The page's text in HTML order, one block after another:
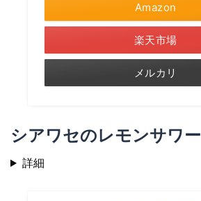
Amazon
楽天市場
メルカリ
シアワセのレモンサワー
詳細